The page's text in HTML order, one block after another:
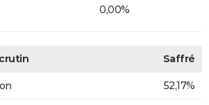
0,00%
Saffré
52,17%